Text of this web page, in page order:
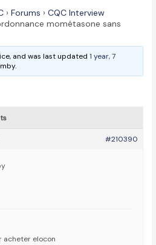
› Forums › CQC Interview
mométasone sans
and was last updated1 year, 7
#210390
acheter elocon